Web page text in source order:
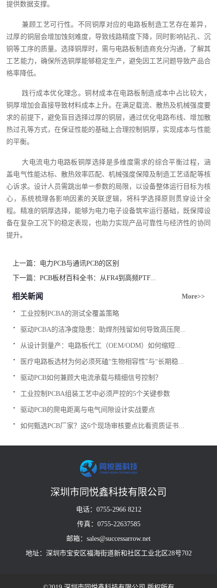
提供数据支撑。
兼顾工艺可行性。不同铜厚对应的电路板制造工艺存在差异，
过厚的铜层会增加蚀刻难度，导致线路精度下降，同时影响钻孔、沉
铜等工序的质量。选择铜厚时，需与电路板制造商充分沟通，了解其
工艺能力，确保所选铜厚能够稳定生产，避免因工艺问题导致产品合
格率降低。
践行成本优化理念。铜材成本在电路板制造成本中占比较大，
铜厚增加会直接导致材料成本上升。在满足载流、散热及机械强度要
求的前提下，避免盲目选择过厚的铜层，通过优化电路布线、增加散
热过孔等方式，在保证性能的基础上合理控制铜厚，实现成本与性能
的平衡。
大电流电力电路板铜厚选择是多维度需求的综合平衡过程，涵
盖电气性能达标、散热效率匹配、机械强度保障及制造工艺适配等核
心诉求。设计人员需跳出单一参数的局限，以设备整体运行目标为核
心，系统梳理各影响因素的关联逻辑，将科学选择原则贯穿设计全
程。精准的铜厚选择，能够为电力电子设备筑牢运行基础，既保障设
备在复杂工况下的稳定表现，也助力实现产品可靠性与经济性的协同
提升。
上一篇： 电力PCB与通讯PCB的区别
下一篇：PCB板材百科全书：从FR4到高频PTF...
相关新闻 More>>
工业控制PCBA的测试全覆盖策略
.
驱动PCBA的洁净度隐患：助焊剂残留如何导致高压爬...
.
从设计到量产：电路板代工（OEM/ODM）如何缩短...
.
医疗电路板选材为何必须死磕“生物相容性”与“长期稳...
.
驱动PCB如何兼顾大电流承载与精细信号控制？
.
工业控制PCBA组装工艺中必须严控的5个关键参数
.
驱动PCB的爬电距离与电气间隙设计实战要点
.
如何甄选PCB厂家？这6个现场审核要点比看资质证书...
.
深圳市同悦鑫科技有限公司
电话：0755-2966 8212
传真：0755-22637585
邮箱：sales@successarrow.net
地址：深圳市宝安区福海街道新和社区工业北区28号702